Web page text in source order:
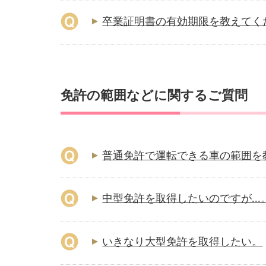
卒業証明書の有効期限を教えてく
免許の範囲などに関するご質問
普通免許で運転できる車の範囲を
中型免許を取得したいのですが...。
いきなり大型免許を取得したい。